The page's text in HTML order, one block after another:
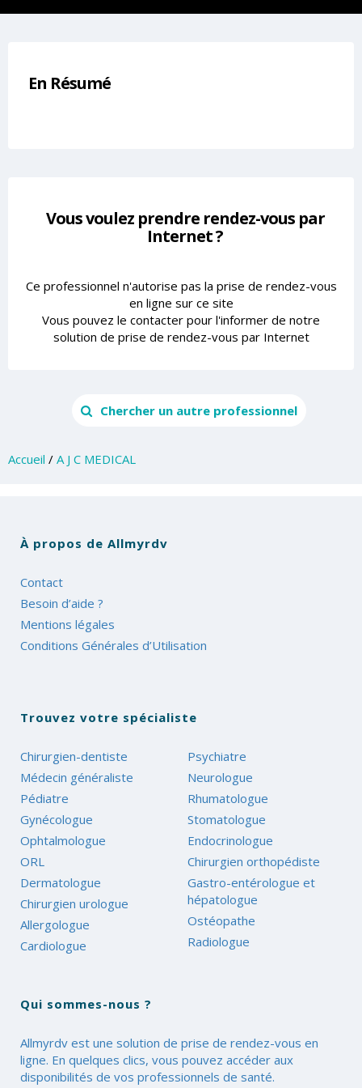
En Résumé
Vous voulez prendre rendez-vous par
Internet ?
Ce professionnel n'autorise pas la prise de rendez-vous
en ligne sur ce site
Vous pouvez le contacter pour l'informer de notre
solution de prise de rendez-vous par Internet
Chercher un autre professionnel
Accueil / A J C MEDICAL
À propos de Allmyrdv
Contact
Besoin d’aide ?
Mentions légales
Conditions Générales d’Utilisation
Trouvez votre spécialiste
Chirurgien-dentiste
Médecin généraliste
Pédiatre
Gynécologue
Ophtalmologue
ORL
Dermatologue
Chirurgien urologue
Allergologue
Cardiologue
Psychiatre
Neurologue
Rhumatologue
Stomatologue
Endocrinologue
Chirurgien orthopédiste
Gastro-entérologue et
hépatologue
Ostéopathe
Radiologue
Qui sommes-nous ?
Allmyrdv est une solution de prise de rendez-vous en
ligne. En quelques clics, vous pouvez accéder aux
disponibilités de vos professionnels de santé.